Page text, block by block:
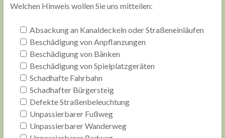
Welchen Hinweis wollen Sie uns mitteilen:
Absackung an Kanaldeckeln oder Straßeneinläufen
Beschädigung von Anpflanzungen
Beschädigung von Bänken
Beschädigung von Spielplatzgeräten
Schadhafte Fahrbahn
Schadhafter Bürgersteig
Defekte Straßenbeleuchtung
Unpassierbarer Fußweg
Unpassierbarer Wanderweg